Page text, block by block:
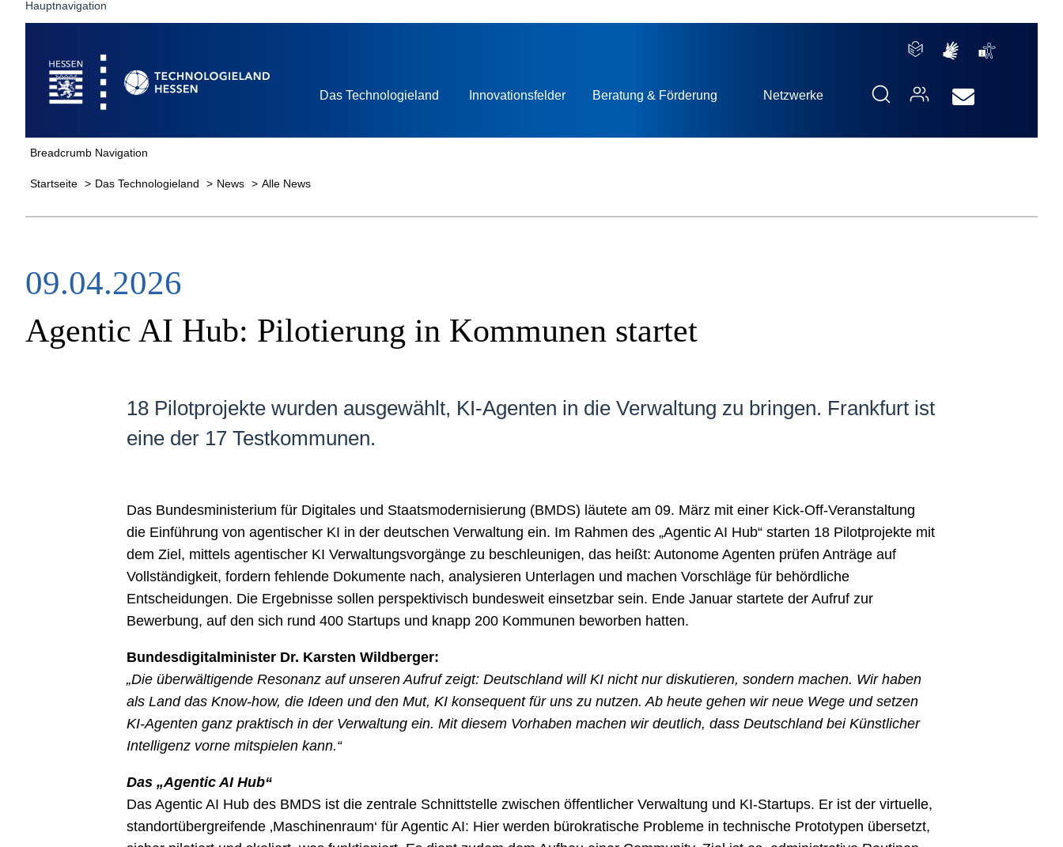
Hauptnavigation
Startseite
Das Technologieland Innovationsfelder Beratung & Förderung Netzwerke
Breadcrumb Navigation
Startseite Das Technologieland News Alle News
09.04.2026
Agentic AI Hub: Pilotierung in Kommunen startet
18 Pilotprojekte wurden ausgewählt, KI-Agenten in die Verwaltung zu bringen. Frankfurt ist
eine der 17 Testkommunen.
Das Bundesministerium für Digitales und Staatsmodernisierung (BMDS) läutete am 09. März mit einer Kick-Off-Veranstaltung
die Einführung von agentischer KI in der deutschen Verwaltung ein. Im Rahmen des „Agentic AI Hub“ starten 18 Pilotprojekte mit
dem Ziel, mittels agentischer KI Verwaltungsvorgänge zu beschleunigen, das heißt: Autonome Agenten prüfen Anträge auf
Vollständigkeit, fordern fehlende Dokumente nach, analysieren Unterlagen und machen Vorschläge für behördliche
Entscheidungen. Die Ergebnisse sollen perspektivisch bundesweit einsetzbar sein. Ende Januar startete der Aufruf zur
Bewerbung, auf den sich rund 400 Startups und knapp 200 Kommunen beworben hatten.
Bundesdigitalminister Dr. Karsten Wildberger:
„Die überwältigende Resonanz auf unseren Aufruf zeigt: Deutschland will KI nicht nur diskutieren, sondern machen. Wir haben
als Land das Know-how, die Ideen und den Mut, KI konsequent für uns zu nutzen. Ab heute gehen wir neue Wege und setzen
KI-Agenten ganz praktisch in der Verwaltung ein. Mit diesem Vorhaben machen wir deutlich, dass Deutschland bei Künstlicher
Intelligenz vorne mitspielen kann.“
Das „Agentic AI Hub“
Das Agentic AI Hub des BMDS ist die zentrale Schnittstelle zwischen öffentlicher Verwaltung und KI-Startups. Er ist der virtuelle,
standortübergreifende ‚Maschinenraum‘ für Agentic AI: Hier werden bürokratische Probleme in technische Prototypen übersetzt,